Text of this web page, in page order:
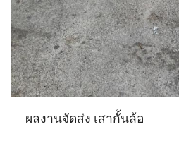
ผลงานจัดส่ง เสากั้นล้อ